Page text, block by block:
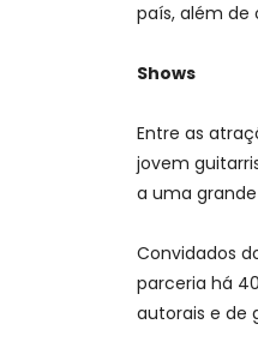
país, além de
Shows
Entre as
jovem
a uma grande
Convidados
parceria há
autorais e de